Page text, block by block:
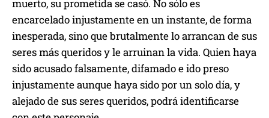
muerto, su prometida se casó. No sólo es
encarcelado injustamente en un instante, de forma
inesperada, sino que brutalmente lo arrancan de sus
seres más queridos y le arruinan la vida. Quien haya
sido acusado falsamente, difamado e ido preso
injustamente aunque haya sido por un solo día, y
alejado de sus seres queridos, podrá identificarse